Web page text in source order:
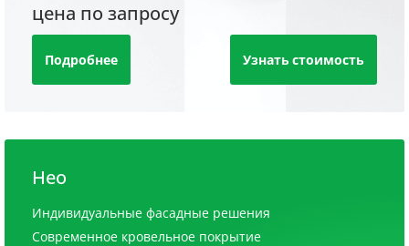
цена по запросу
Подробнее Узнать стоимость
Нео
Индивидуальные фасадные решения
Современное кровельное покрытие